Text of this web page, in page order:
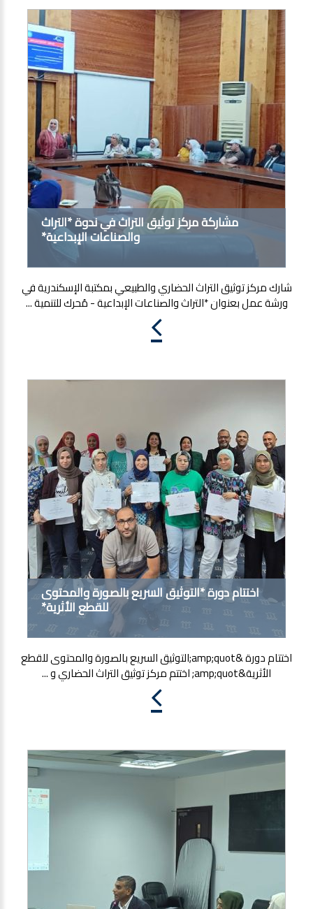
مشاركة مركز توثيق التراث في ندوة *التراث
والصناعات الإبداعية*
شارك مركز توثيق التراث الحضاري والطبيعي بمكتبة الإسكندرية في
ورشة عمل بعنوان *التراث والصناعات الإبداعية - مُحرك للتنمية ...
اختتام دورة *التوثيق السريع بالصورة والمحتوى
للقطع الأثرية*
اختتام دورة &amp;quot;التوثيق السريع بالصورة والمحتوى للقطع
الأثرية&amp;quot; اختتم مركز توثيق التراث الحضاري و ...